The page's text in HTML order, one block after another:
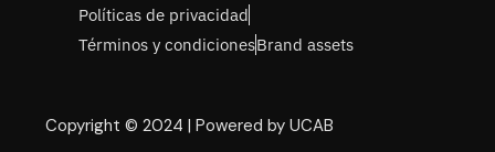
Políticas de privacidad
Términos y condicionesBrand assets
Copyright © 2024 | Powered by UCAB